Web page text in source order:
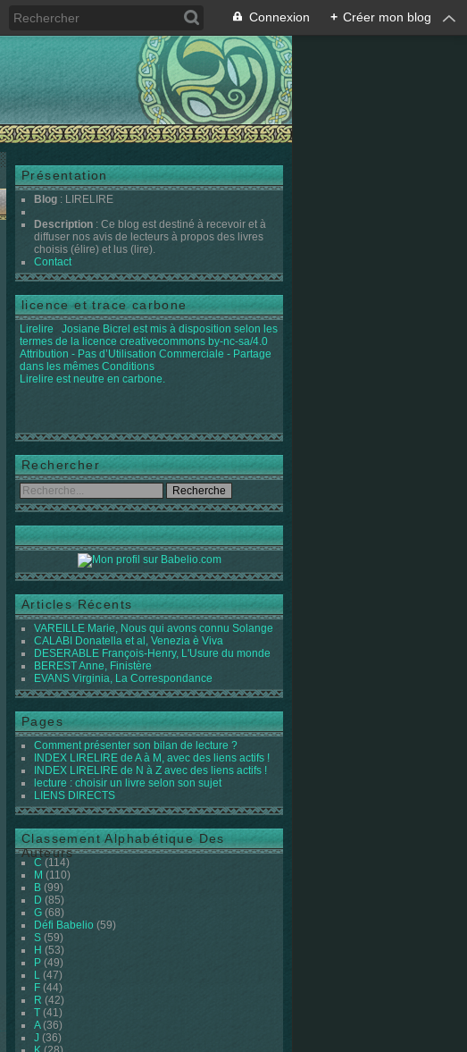
Connexion + Créer mon blog
Présentation
Blog : LIRELIRE
Description : Ce blog est destiné à recevoir et à
diffuser nos avis de lecteurs à propos des livres
choisis (élire) et lus (lire).
Contact
licence et trace carbone
Lirelire Josiane Bicrel est mis à disposition selon les
termes de la licence creativecommons by-nc-sa/4.0
Attribution - Pas d’Utilisation Commerciale - Partage
dans les mêmes Conditions
Lirelire est neutre en carbone.
Rechercher
Articles Récents
VAREILLE Marie, Nous qui avons connu Solange
CALABI Donatella et al, Venezia è Viva
DESERABLE François-Henry, L'Usure du monde
BEREST Anne, Finistère
EVANS Virginia, La Correspondance
Pages
Comment présenter son bilan de lecture ?
INDEX LIRELIRE de A à M, avec des liens actifs !
INDEX LIRELIRE de N à Z avec des liens actifs !
lecture : choisir un livre selon son sujet
LIENS DIRECTS
Classement Alphabétique Des
Auteurs
C (114)
M (110)
B (99)
D (85)
G (68)
Défi Babelio (59)
S (59)
H (53)
P (49)
L (47)
F (44)
R (42)
T (41)
A(36)
J (36)